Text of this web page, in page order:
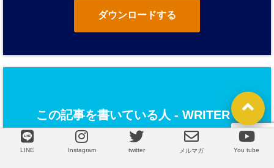
LINE
ダウンロードする
この記事を書いている人 - WRITER-
LINE Instagram twitter メルマガ You tube